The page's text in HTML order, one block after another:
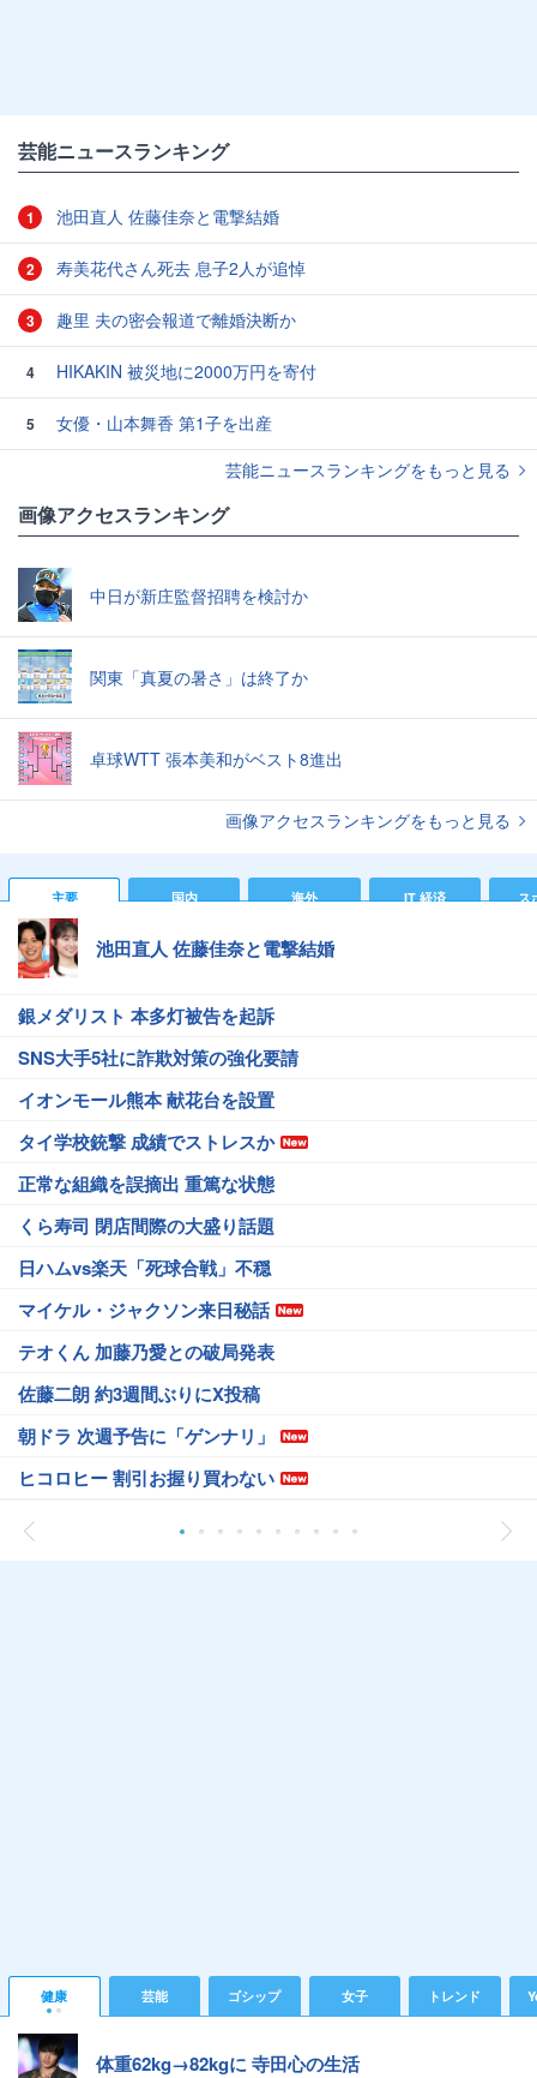
芸能ニュースランキング
1 池田直人 佐藤佳奈と電撃結婚
2 寿美花代さん死去 息子2人が追悼
3 趣里 夫の密会報道で離婚決断か
4 HIKAKIN 被災地に2000万円を寄付
5
女優・山本舞香 第1子を出産
芸能ニュースランキングをもっと見る
画像アクセスランキング
中日が新庄監督招聘を検討か
関東「真夏の暑さ」は終了か
卓球WTT 張本美和がベスト8進出
画像アクセスランキングをもっと見る
主要 国内 海外 IT 経済 ス
池田直人 佐藤佳奈と電撃結婚
銀メダリスト 本多灯被告を起訴
SNS大手5社に詐欺対策の強化要請
イオンモール熊本 献花台を設置
タイ学校銃撃 成績でストレスか
正常な組織を誤摘出 重篤な状態
くら寿司 閉店間際の大盛り話題
日ハムvs楽天「死球合戦」不穏
マイケル・ジャクソン来日秘話
テオくん 加藤乃愛との破局発表
佐藤二朗 約3週間ぶりにX投稿
朝ドラ 次週予告に「ゲンナリ」
ヒコロヒー 割引お握り買わない
健康 芸能 ゴシップ 女子 トレンド
体重62kg→82kgに 寺田心の生活